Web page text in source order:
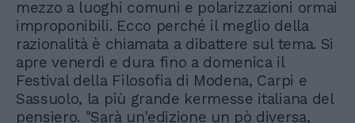
mezzo a luoghi comuni e polarizzazioni ormai
improponibili. Ecco perché il meglio della
razionalità è chiamata a dibattere sul tema. Si
apre venerdì e dura fino a domenica il
Festival della Filosofia di Modena, Carpi e
Sassuolo, la più grande kermesse italiana del
pensiero. "Sarà un'edizione un pò diversa,